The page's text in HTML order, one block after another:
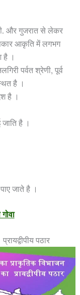
और गुजरात से लेकर
आकृति में लगभग
है ।
पर्वत श्रेणी, पूर्व
है ।
है ।
है ।
जाते है ।
पठार